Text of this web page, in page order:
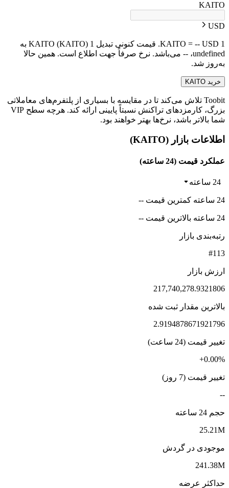
KAITO
USD
1 KAITO = -- USD. قیمت کنونی تبدیل 1 KAITO (KAITO) به
undefined، -- می‌باشد. نرخ صرفاً جهت اطلاع است. همین حالا
به‌روز شد.
خرید KAITO
Toobit تلاش می‌کند تا در مقایسه با بسیاری از پلتفرم‌های معاملاتی
بزرگ، کارمزدهای تراکنش نسبتاً پایینی ارائه کند. هرچه سطح VIP
شما بالاتر باشد، نرخ‌ها بهتر خواهند بود.
اطلاعات بازار (KAITO)
عملکرد قیمت (24 ساعته)
24 ساعته
24 ساعته کمترین قیمت --
24 ساعته بالاترین قیمت --
رتبه‌بندی بازار
#113
ارزش بازار
217,740,278.9321806
بالاترین مقدار ثبت شده
2.9194878671921796
تغییر قیمت (24 ساعت)
+0.00%
تغییر قیمت (7 روز)
--
حجم 24 ساعته
25.21M
موجودی در گردش
241.38M
حداکثر عرضه